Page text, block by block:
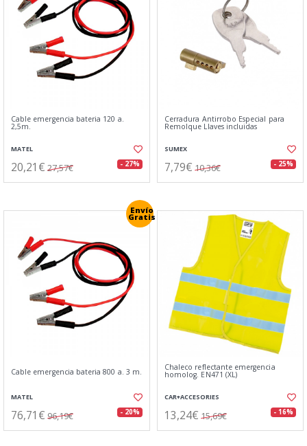
Cable emergencia bateria 120 a.
2,5m.
MATEL
20,21€ 27,57€ - 27%
Cerradura Antirrobo Especial para
Remolque Llaves incluidas
SUMEX
7,79€ 10,36€ - 25%
Envío
Gratis
Cable emergencia bateria 800 a. 3 m.
MATEL
76,71€ 96,19€ - 20%
Chaleco reflectante emergencia
homolog. EN471 (XL)
CAR+ACCESORIES
13,24€ 15,69€ - 16%